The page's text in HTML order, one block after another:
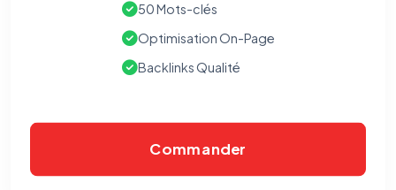
50 Mots-clés
Optimisation On-Page
Backlinks Qualité
Commander